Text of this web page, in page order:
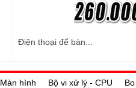
Điện thoại để bàn...
Màn hình Bộ vi xử lý - CPU